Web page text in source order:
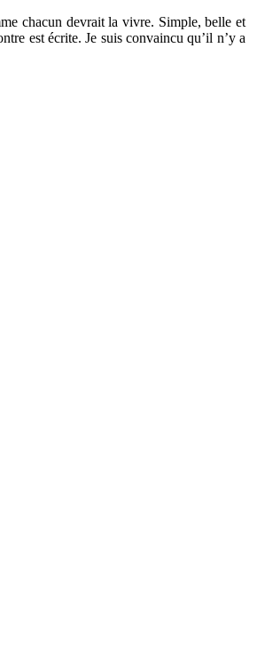
chacun devrait la vivre. Simple, belle et
est écrite. Je suis convaincu qu’il n’y a